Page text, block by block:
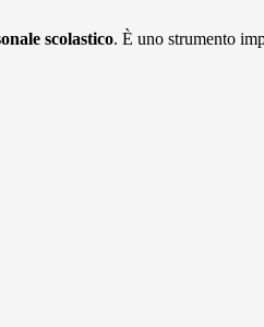
scolastico. È uno strumento